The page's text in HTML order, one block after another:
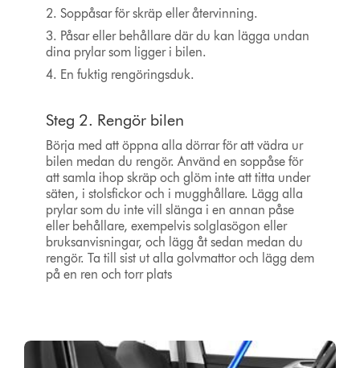
2. Soppåsar för skräp eller återvinning.
3. Påsar eller behållare där du kan lägga undan
dina prylar som ligger i bilen.
4. En fuktig rengöringsduk.
Steg 2. Rengör bilen
Börja med att öppna alla dörrar för att vädra ur
bilen medan du rengör. Använd en soppåse för
att samla ihop skräp och glöm inte att titta under
säten, i stolsfickor och i mugghållare. Lägg alla
prylar som du inte vill slänga i en annan påse
eller behållare, exempelvis solglasögon eller
bruksanvisningar, och lägg åt sedan medan du
rengör. Ta till sist ut alla golvmattor och lägg dem
på en ren och torr plats